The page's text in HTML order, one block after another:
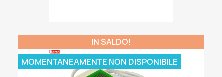
IN SALDO!
MOMENTANEAMENTE NON DISPONIBILE